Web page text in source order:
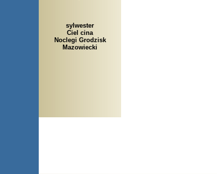
sylwester
Ciel cina
Noclegi Grodzisk
Mazowiecki